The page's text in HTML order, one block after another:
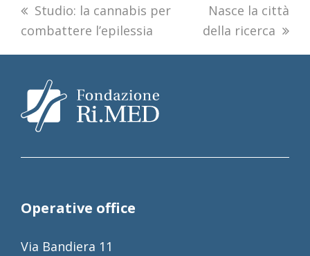
previous
post:
Studio: la cannabis per
combattere l’epilessia
next
post:
Nasce la città
della ricerca
Operative office
Via Bandiera 11